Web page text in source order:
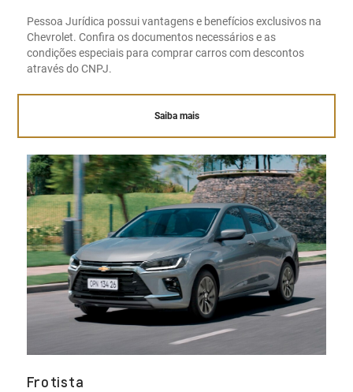
Pessoa Jurídica possui vantagens e benefícios exclusivos na
Chevrolet. Confira os documentos necessários e as
condições especiais para comprar carros com descontos
através do CNPJ.
Saiba mais
Frotista